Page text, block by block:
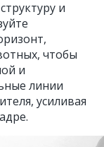
и
чтобы
и
линии
усиливая